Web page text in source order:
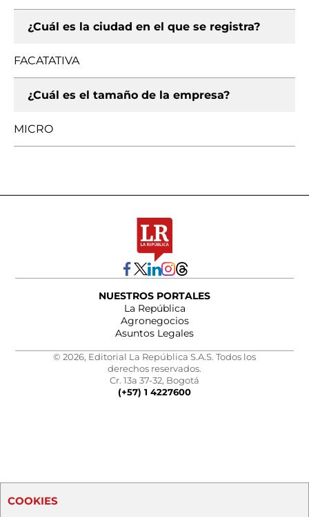
¿Cuál es la ciudad en el que se registra?
FACATATIVA
¿Cuál es el tamaño de la empresa?
MICRO
NUESTROS PORTALES
La República
Agronegocios
Asuntos Legales
© 2026, Editorial La República S.A.S. Todos los
derechos reservados.
Cr. 13a 37-32, Bogotá
(+57) 1 4227600
COOKIES